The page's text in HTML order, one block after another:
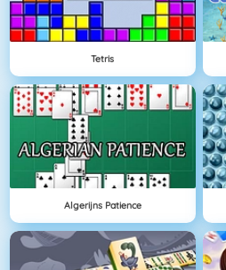
Tetris
Algerijns Patience